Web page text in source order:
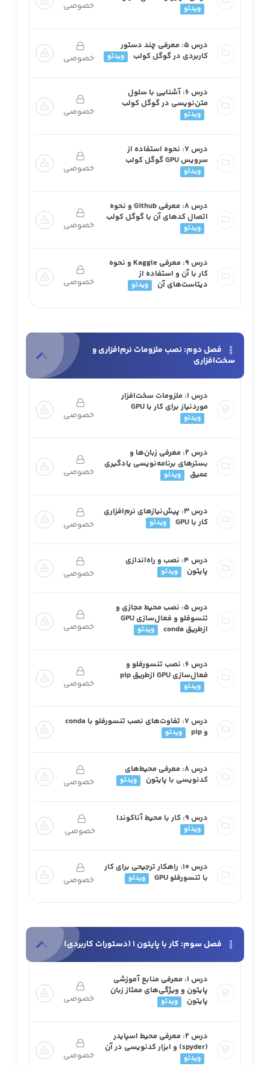
ویدئو خصوصی
درس 5: معرفی چند دستور
کاربردی در گوگل کولب
ویدئو خصوصی
درس 6: آشنایی با سلول
متن‌نویسی در گوگل کولب
ویدئو خصوصی
درس 7: نحوه استفاده از
سرویس GPU گوگل کولب
ویدئو خصوصی
درس 8: معرفی Github و نحوه
اتصال کدهای آن با گوگل کولب
ویدئو خصوصی
درس 9: معرفی Kaggle و نحوه
کار با آن و استفاده از
دیتاست‌های آن
ویدئو خصوصی
فصل دوم: نصب ملزومات نرم‌افزاری و
سخت‌افزاری
درس ۱: ملزومات سخت‌افزار
موردنیاز برای کار با GPU
ویدئو خصوصی
درس ۲: معرفی زبان‌ها و
بسترهای برنامه‌نویسی یادگیری
عمیق
ویدئو خصوصی
درس ۳: پیش‌نیازهای نرم‌افزاری
کار با GPU
ویدئو خصوصی
دروس این دوره باید این دوره را خریداری نمایید.
درس ۴: نصب و راه‌اندازی
پایتون
ویدئو خصوصی
درس ۵: نصب محیط مجازی و
تنسوفلو و فعال‌سازی GPU
ازطریق conda
ویدئو خصوصی
درس ۶: نصب تنسورفلو و
فعال‌سازی GPU ازطریق pip
ویدئو خصوصی
درس ۷: تفاوت‌های نصب تنسورفلو با conda
و pip
ویدئو
درس ۸: معرفی محیط‌های
کدنویسی با پایتون
ویدئو خصوصی
درس ۹: کار با محیط آناکوندا
ویدئو خصوصی
درس ۱۰: راهکار ترجیحی برای کار
با تنسورفلو GPU
ویدئو خصوصی
فصل سوم: کار با پایتون 1 (دستورات کاربردی)
درس ۱: معرفی منابع آموزشی
پایتون و ویژگی‌های ممتاز زبان
پایتون
ویدئو خصوصی
درس ۲: معرفی محیط اسپایدر
(spyder) و ابزار کدنویسی در آن
ویدئو خصوصی